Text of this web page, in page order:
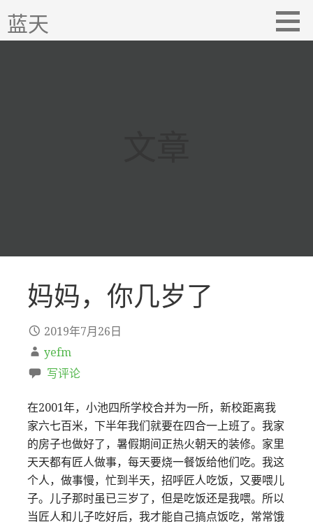
至
内
蓝天
妈妈，你几岁了
2019年7月26日
yefm
写评论
在2001年，小池四所学校合并为一所，新校距离我
家六七百米，下半年我们就要在四合一上班了。我家
的房子也做好了，暑假期间正热火朝天的装修。家里
天天都有匠人做事，每天要烧一餐饭给他们吃。我这
个人，做事慢，忙到半天，招呼匠人吃饭，又要喂儿
子。儿子那时虽已三岁了，但是吃饭还是我喂。所以
当匠人和儿子吃好后，我才能自己搞点饭吃，常常饿